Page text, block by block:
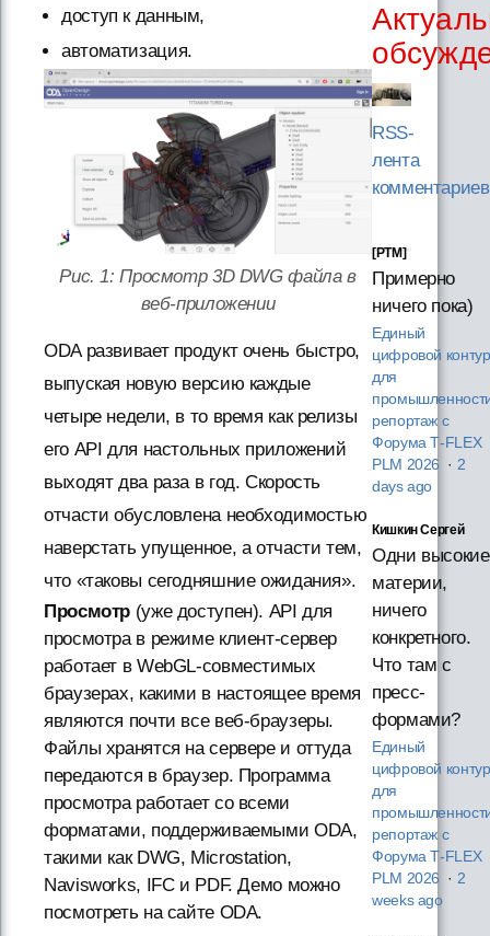
доступ к данным,
автоматизация.
Рис. 1: Просмотр 3D DWG файла в
веб-приложении
ODA развивает продукт очень быстро,
выпуская новую версию каждые
четыре недели, в то время как релизы
его API для настольных приложений
выходят два раза в год. Скорость
отчасти обусловлена необходимостью
наверстать упущенное, а отчасти тем,
что «таковы сегодняшние ожидания».
Просмотр (уже доступен). API для
просмотра в режиме клиент-сервер
работает в WebGL-совместимых
браузерах, какими в настоящее время
являются почти все веб-браузеры.
Файлы хранятся на сервере и оттуда
передаются в браузер. Программа
просмотра работает со всеми
форматами, поддерживаемыми ODA,
такими как DWG, Microstation,
Navisworks, IFC и PDF. Демо можно
посмотреть на сайте ODA.
RSS-
лента
комментариев
[PTM]
Примерно
ничего пока)
Единый
цифровой контур
для
репортаж с
Форума T‑FLEX
PLM 2026 · 2
days ago
Кишкин Сергей
Одни высокие
материи,
ничего
конкретного.
Что там с
пресс-
формами?
Единый
цифровой контур
для
репортаж с
Форума T‑FLEX
PLM 2026 · 2
weeks ago